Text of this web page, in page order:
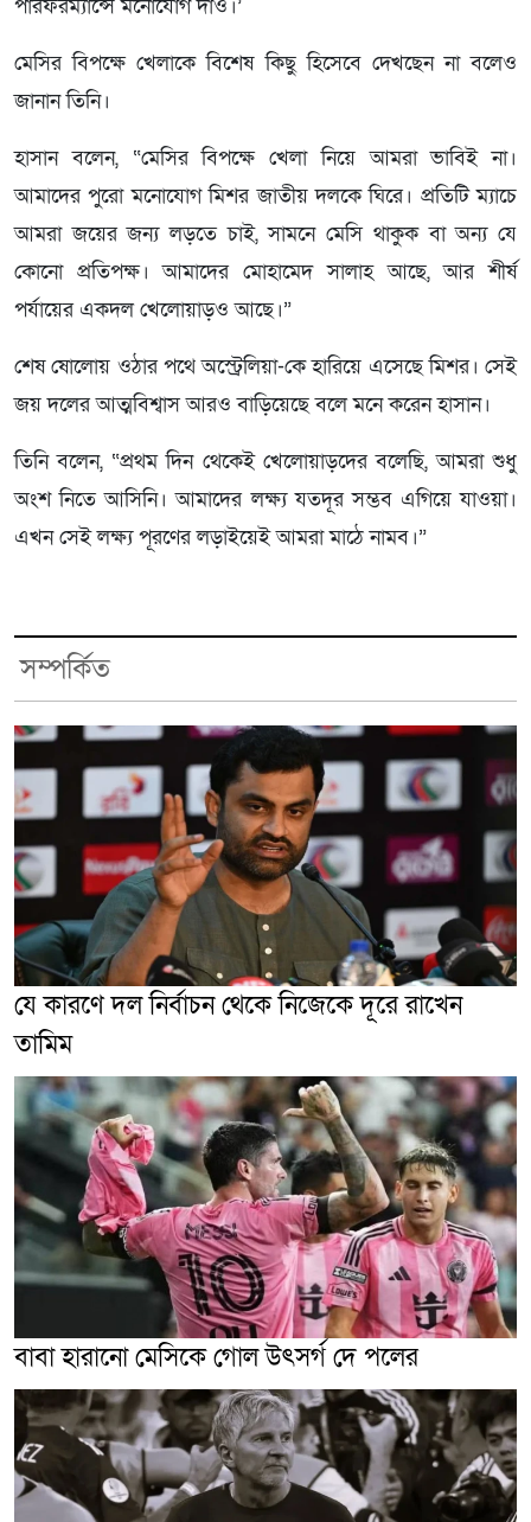
পারফরম্যান্সে মনোযোগ দাও।’
মেসির বিপক্ষে খেলাকে বিশেষ কিছু হিসেবে দেখছেন না বলেও
জানান তিনি।
হাসান বলেন, “মেসির বিপক্ষে খেলা নিয়ে আমরা ভাবিই না।
আমাদের পুরো মনোযোগ মিশর জাতীয় দলকে ঘিরে। প্রতিটি ম্যাচে
আমরা জয়ের জন্য লড়তে চাই, সামনে মেসি থাকুক বা অন্য যে
কোনো প্রতিপক্ষ। আমাদের মোহামেদ সালাহ আছে, আর শীর্ষ
পর্যায়ের একদল খেলোয়াড়ও আছে।”
শেষ ষোলোয় ওঠার পথে অস্ট্রেলিয়া-কে হারিয়ে এসেছে মিশর। সেই
জয় দলের আত্মবিশ্বাস আরও বাড়িয়েছে বলে মনে করেন হাসান।
তিনি বলেন, “প্রথম দিন থেকেই খেলোয়াড়দের বলেছি, আমরা শুধু
অংশ নিতে আসিনি। আমাদের লক্ষ্য যতদূর সম্ভব এগিয়ে যাওয়া।
এখন সেই লক্ষ্য পূরণের লড়াইয়েই আমরা মাঠে নামব।”
সম্পর্কিত
যে কারণে দল নির্বাচন থেকে নিজেকে দূরে রাখেন
তামিম
বাবা হারানো মেসিকে গোল উৎসর্গ দে পলের